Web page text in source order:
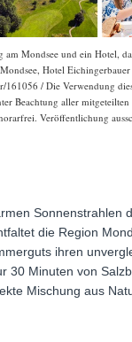
am Mondsee und ein Hotel,
Hotel Eichingerbauer
161056 / Die Verwendung
Beachtung aller
Veröffentlichung
Sonnenstrahlen
die Region
ihren
30 Minuten von
Mischung aus